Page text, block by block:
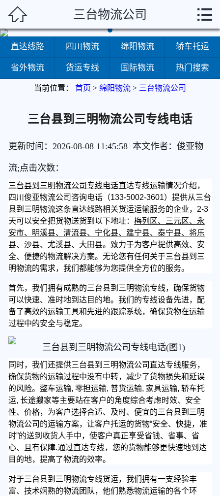
直达线路
四川物流
绵阳物流
轿车托运
省外物流
国际物流
热门搜索
 三台物流公司 
直达线路 四川物流 绵阳物流 轿车托运
省外物流 货运专线 国际物流 热门搜索
当前位置： 首页 > 绵阳物流 > 三台物流公司
​三台县到三明物流公司专线电话
更新时间：2026-08-08 11:45:58 本文作者：俊亚物
流;点击次数：
三台县到三明物流公司专线电话直达专线运输情况介绍，
四川俊亚物流公司咨询电话（133-5002-3601）提供从三台
县到三明物流这条直达线路相关货运运输服务的企业，2-3
天可以安全把货物送货到以下地址： 梅列区、三元区、永
安市、明溪县、清流县、宁化县、建宁县、泰宁县、将乐
县、沙县、尤溪县、大田县。 致力于为客户提供高效、安
全、便捷的物流解决方案。无论您有任何关于三台县到三
明物流的需求，我们都能够为您提供全方位的服务。
首先，我们拥有成熟的三台县到三明物流专线，确保货物
可以快速、准时地到达目的地。我们的专线设备先进，配
备了高效的运输工具和先进的跟踪系统，确保货物在运输
过程中的安全与稳定。
同时，我们还提供三台县到三明物流公司直达专线服务，
确保货物的运输过程中没有中转，减少了货物损失和延误
的风险。整车运输, 零担运输, 普货运输, 家具运输, 轿车托
运, 长途搬家等主要站在客户的角度综合考虑时效、安全
性、价格，为客户选择合适、及时、便宜的三台县到三明
物流公司的运输方案，让客户托运的货物“安全、快捷，准
时”的送到收货人手中，使客户真正享受省钱、省事、省
心、且有保障.通过直达专线，您的货物能够更快速地到达
目的地，提高了物流的效率。
对于三台县到三明物流专线货运，我们拥有一支经验丰
富、技术娴熟的物流团队，他们熟悉物流运输的各个环